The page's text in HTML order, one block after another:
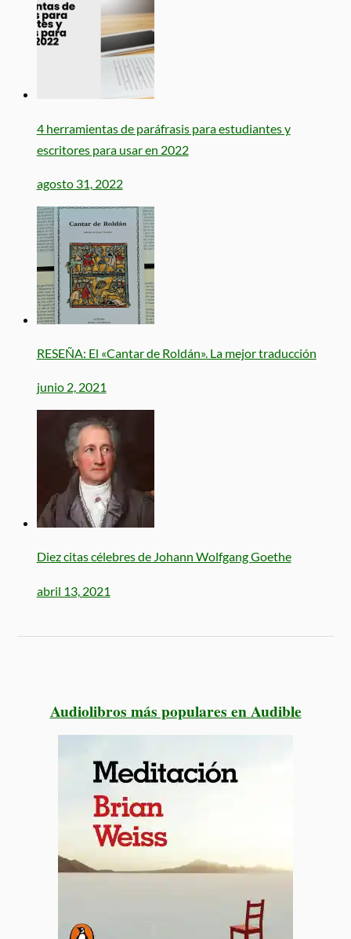
4 herramientas de paráfrasis para estudiantes y
escritores para usar en 2022
agosto 31, 2022
RESEÑA: El «Cantar de Roldán». La mejor traducción
junio 2, 2021
Diez citas célebres de Johann Wolfgang Goethe
abril 13, 2021
Audiolibros más populares en Audible